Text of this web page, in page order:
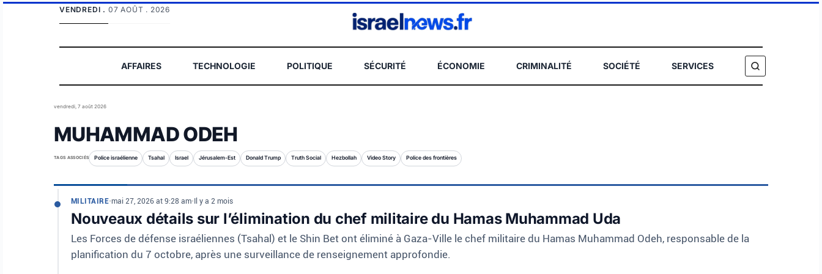
VENDREDI . 07 AOÛT . 2026
AFFAIRES TECHNOLOGIE POLITIQUE SÉCURITÉ ÉCONOMIE CRIMINALITÉ SOCIÉTÉ SERVICES
vendredi, 7 août 2026
MUHAMMAD ODEH
TAGS ASSOCIÉS Police israélienne Tsahal Israel Jérusalem-Est Donald Trump Truth Social Hezbollah Video Story Police des frontières
MILITAIRE•mai 27, 2026 at 9:28 am•Il y a 2 mois
Nouveaux détails sur l’élimination du chef militaire du Hamas Muhammad Uda
Les Forces de défense israéliennes (Tsahal) et le Shin Bet ont éliminé à Gaza-Ville le chef militaire du Hamas Muhammad Odeh, responsable de la
planification du 7 octobre, après une surveillance de renseignement approfondie.